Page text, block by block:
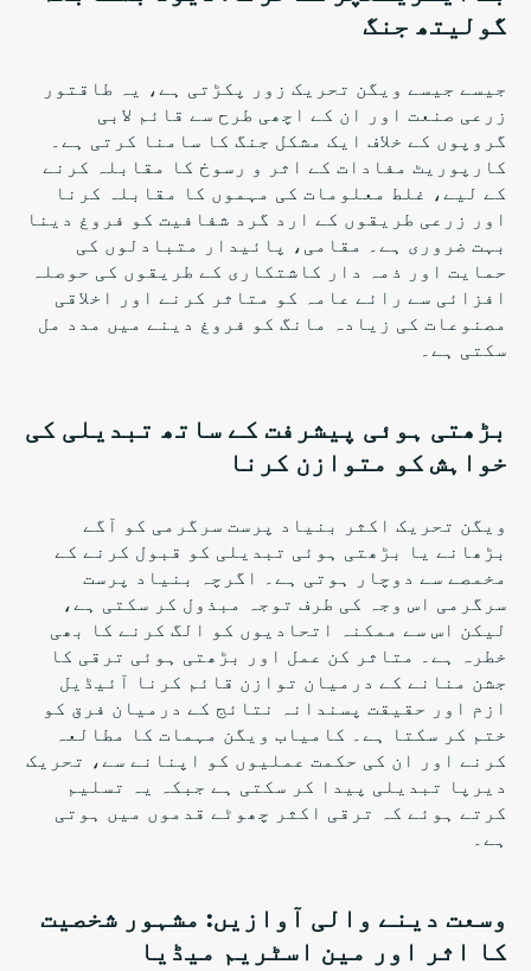
گولیتھ جنگ
جیسے جیسے ویگن تحریک زور پکڑتی ہے، یہ طاقتور
زرعی صنعت اور ان کے اچھی طرح سے قائم لابی
گروپوں کے خلاف ایک مشکل جنگ کا سامنا کرتی ہے۔
کارپوریٹ مفادات کے اثر و رسوخ کا مقابلہ کرنے
کے لیے، غلط معلومات کی مہموں کا مقابلہ کرنا
اور زرعی طریقوں کے ارد گرد شفافیت کو فروغ دینا
بہت ضروری ہے۔ مقامی، پائیدار متبادلوں کی
حمایت اور ذمہ دار کاشتکاری کے طریقوں کی حوصلہ
افزائی سے رائے عامہ کو متاثر کرنے اور اخلاقی
مصنوعات کی زیادہ مانگ کو فروغ دینے میں مدد مل
سکتی ہے۔
بڑھتی ہوئی پیشرفت کے ساتھ تبدیلی کی
خواہش کو متوازن کرنا
ویگن تحریک اکثر بنیاد پرست سرگرمی کو آگے
بڑھانے یا بڑھتی ہوئی تبدیلی کو قبول کرنے کے
مخمصے سے دوچار ہوتی ہے۔ اگرچہ بنیاد پرست
سرگرمی اس وجہ کی طرف توجہ مبذول کر سکتی ہے،
لیکن اس سے ممکنہ اتحادیوں کو الگ کرنے کا بھی
خطرہ ہے۔ متاثر کن عمل اور بڑھتی ہوئی ترقی کا
جشن منانے کے درمیان توازن قائم کرنا آئیڈیل
ازم اور حقیقت پسندانہ نتائج کے درمیان فرق کو
ختم کر سکتا ہے۔ کامیاب ویگن مہمات کا مطالعہ
کرنے اور ان کی حکمت عملیوں کو اپنانے سے، تحریک
دیرپا تبدیلی پیدا کر سکتی ہے جبکہ یہ تسلیم
کرتے ہوئے کہ ترقی اکثر چھوٹے قدموں میں ہوتی
ہے۔
وسعت دینے والی آوازیں: مشہور شخصیت
کا اثر اور مین اسٹریم میڈیا